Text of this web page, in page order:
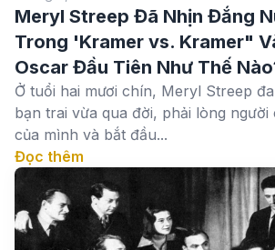
Meryl Streep Đã Nhịn Đắng
Trong 'Kramer vs. Kramer"
Oscar Đầu Tiên Như Thế
Ở tuổi hai mươi chín, Meryl Streep
bạn trai vừa qua đời, phải lòng người
của mình và bắt đầu...
Đọc thêm